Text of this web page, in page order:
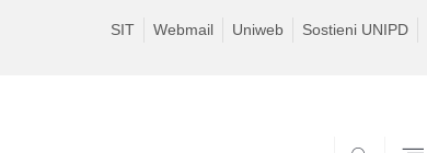
SIT Webmail Uniweb Sostieni UNIPD